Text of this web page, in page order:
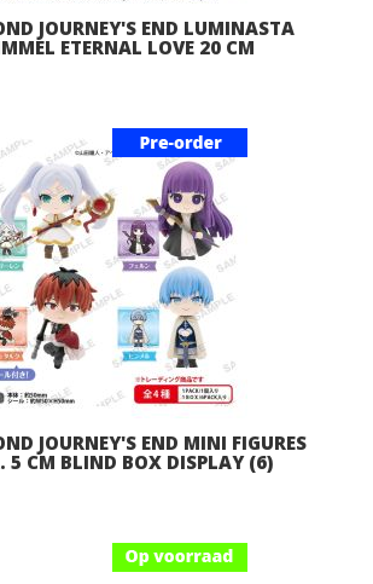
JOURNEY'S END LUMINASTA
ETERNAL LOVE 20 CM
JOURNEY'S END MINI FIGURES
5 CM BLIND BOX DISPLAY (6)